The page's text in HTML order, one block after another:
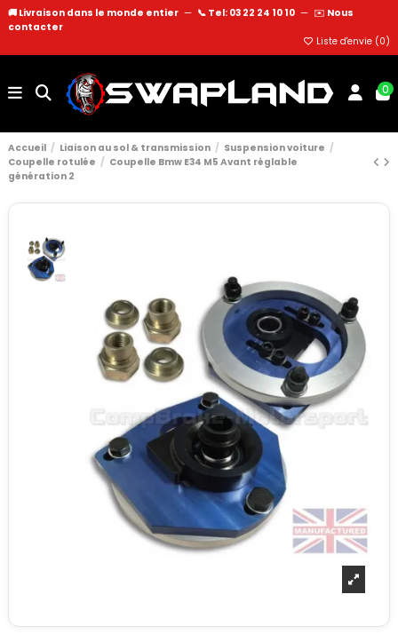
🚚 Livraison dans le monde entier — 📞 Tel: 03 22 24 10 10 — ✉️ Nous
contacter
Liste d'envie (0)
0
Accueil Liaison au sol & transmission
Suspension voiture
Coupelle rotulée
Coupelle Bmw E34 M5 Avant réglable
génération 2